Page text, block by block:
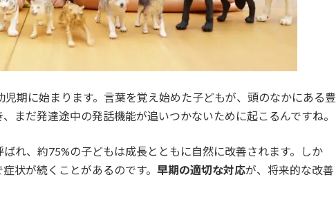
期に始まります。言葉を覚え始めた子どもが、頭のなかにある豊
まだ発達途中の発話機能が追いつかないために起こるんですね。
れ、約75%の子どもは成長とともに自然に改善されます。しか
状が続くことがあるのです。 早期の適切な対応が、将来的な改善